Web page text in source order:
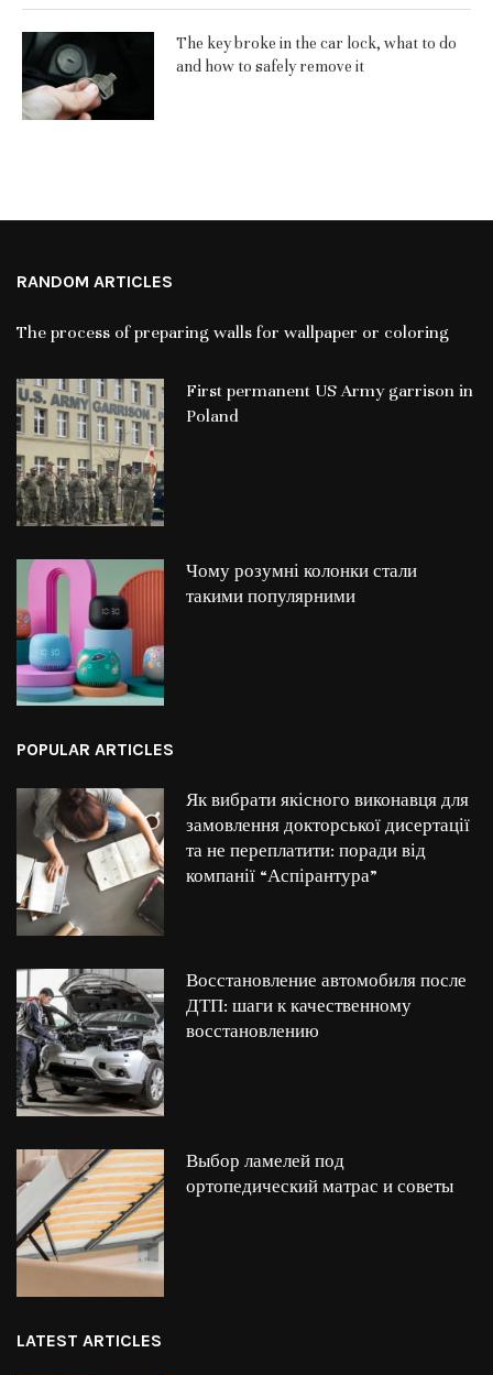
The key broke in the car lock, what to do
and how to safely remove it
RANDOM ARTICLES
The process of preparing walls for wallpaper or coloring
First permanent US Army garrison in
Poland
Чому розумні колонки стали
такими популярними
POPULAR ARTICLES
Як вибрати якісного виконавця для
замовлення докторської дисертації
та не переплатити: поради від
компанії “Аспірантура”
Восстановление автомобиля после
ДТП: шаги к качественному
восстановлению
Выбор ламелей под
ортопедический матрас и советы
LATEST ARTICLES